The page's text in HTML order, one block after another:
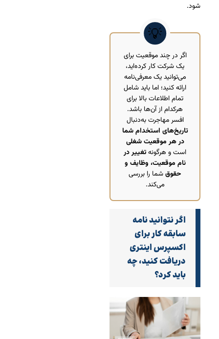
شود.
اگر در چند موقعیت برای
یک شرکت کار کرده‌اید،
می‌توانید یک معرفی‌نامه
ارائه کنید؛ اما باید شامل
تمام اطلاعات بالا برای
هرکدام از آن‌ها باشد.
افسر مهاجرت به‌دنبال
تاریخ‌های استخدام شما
در هر موقعیت شغلی
است و هرگونهتغییر در
نام موقعیت، وظایف و
حقوقشما را بررسی
می‌کند.
اگر نتوانید نامه
سابقه کار برای
اکسپرس اینتری
دریافت کنید، چه
باید کرد؟